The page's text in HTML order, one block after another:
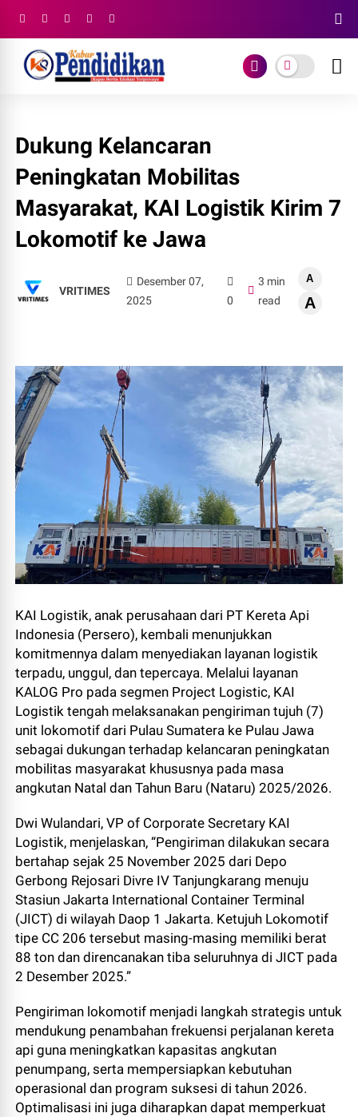
Dukung Kelancaran
Peningkatan Mobilitas
Masyarakat, KAI Logistik Kirim 7
Lokomotif ke Jawa
VRITIMES
Desember 07,
2025
0
3 min
read
A
A
KAI Logistik, anak perusahaan dari PT Kereta Api
Indonesia (Persero), kembali menunjukkan
komitmennya dalam menyediakan layanan logistik
terpadu, unggul, dan tepercaya. Melalui layanan
KALOG Pro pada segmen Project Logistic, KAI
Logistik tengah melaksanakan pengiriman tujuh (7)
unit lokomotif dari Pulau Sumatera ke Pulau Jawa
sebagai dukungan terhadap kelancaran peningkatan
mobilitas masyarakat khususnya pada masa
angkutan Natal dan Tahun Baru (Nataru) 2025/2026.
Dwi Wulandari, VP of Corporate Secretary KAI
Logistik, menjelaskan, “Pengiriman dilakukan secara
bertahap sejak 25 November 2025 dari Depo
Gerbong Rejosari Divre IV Tanjungkarang menuju
Stasiun Jakarta International Container Terminal
(JICT) di wilayah Daop 1 Jakarta. Ketujuh Lokomotif
tipe CC 206 tersebut masing-masing memiliki berat
88 ton dan direncanakan tiba seluruhnya di JICT pada
2 Desember 2025.”
Pengiriman lokomotif menjadi langkah strategis untuk
mendukung penambahan frekuensi perjalanan kereta
api guna meningkatkan kapasitas angkutan
penumpang, serta mempersiapkan kebutuhan
operasional dan program suksesi di tahun 2026.
Optimalisasi ini juga diharapkan dapat memperkuat